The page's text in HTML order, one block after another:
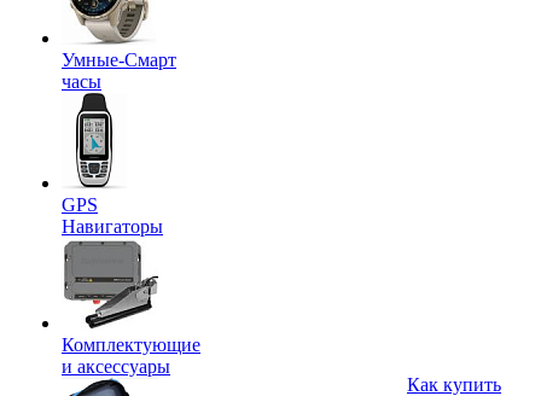
Умные-Смарт
часы
GPS
Навигаторы
Комплектующие
и аксессуары
Как купить